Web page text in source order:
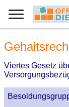
Viertes Gesetz